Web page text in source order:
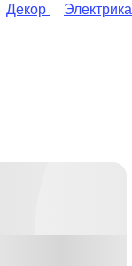
Декор Электрика